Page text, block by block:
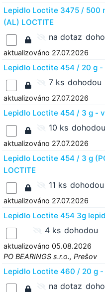
Lepidlo Loctite 3475 / 500
(AL) LOCTITE
na dotaz
aktualizováno 27.07.2026
Lepidlo Loctite 454 / 20 g
7 ks dohodou
aktualizováno 27.07.2026
Lepidlo Loctite 454 / 3 g -
10 ks dohodou
aktualizováno 27.07.2026
Lepidlo Loctite 454 / 3 g
LOCTITE
11 ks dohodou
aktualizováno 27.07.2026
Lepidlo Loctite 454 3g
4 ks dohodou
aktualizováno 05.08.2026
PO BEARINGS s.r.o., Prešov
Lepidlo Loctite 460 / 20 g -
na dotaz